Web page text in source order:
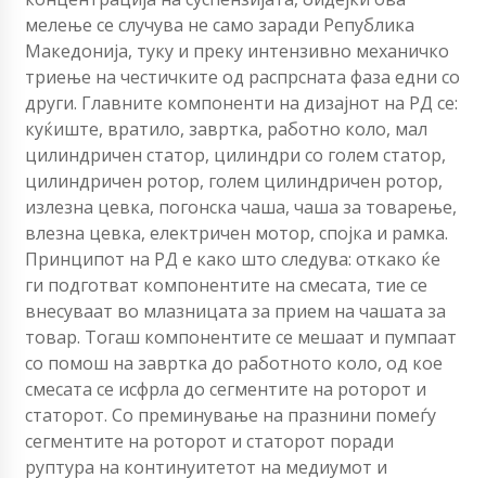
мелење се случува не само заради Република
Македонија, туку и преку интензивно механичко
триење на честичките од распрсната фаза едни со
други. Главните компоненти на дизајнот на РД се:
куќиште, вратило, завртка, работно коло, мал
цилиндричен статор, цилиндри со голем статор,
цилиндричен ротор, голем цилиндричен ротор,
излезна цевка, погонска чаша, чаша за товарење,
влезна цевка, електричен мотор, спојка и рамка.
Принципот на РД е како што следува: откако ќе
ги подготват компонентите на смесата, тие се
внесуваат во млазницата за прием на чашата за
товар. Тогаш компонентите се мешаат и пумпаат
со помош на завртка до работното коло, од кое
смесата се исфрла до сегментите на роторот и
статорот. Со преминување на празнини помеѓу
сегментите на роторот и статорот поради
руптура на континуитетот на медиумот и